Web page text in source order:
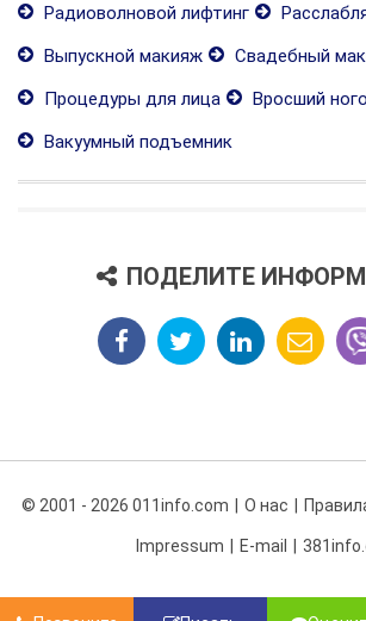
Радиоволновой лифтинг
Выпускной макияж
Свадебный
Процедуры для лица
Вросший
Вакуумный подъемник
ПОДЕЛИТЕ
© 2001 - 2026 011info.com О нас
Impressum E-mail